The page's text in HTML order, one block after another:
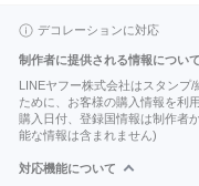
デコレーションに対応
制作者に提供される情報について
LINEヤフー株式会社はスタンプ
ために、お客様の購入情報を利用
購入日付、登録国情報は制作者
能な情報は含まれません)
対応機能について